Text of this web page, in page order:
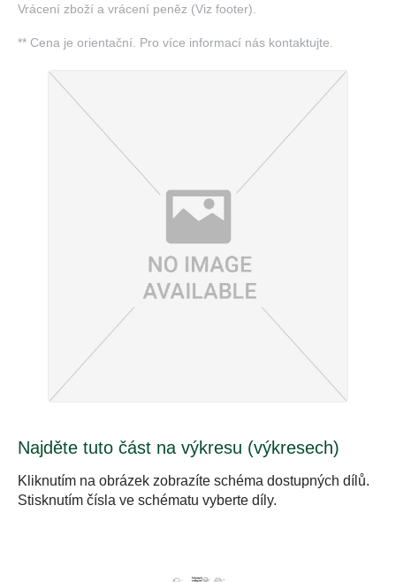
Vrácení zboží a vrácení peněz (Viz footer).
** Cena je orientační. Pro více informací nás kontaktujte.
Najděte tuto část na výkresu (výkresech)
Kliknutím na obrázek zobrazíte schéma dostupných dílů.
Stisknutím čísla ve schématu vyberte díly.